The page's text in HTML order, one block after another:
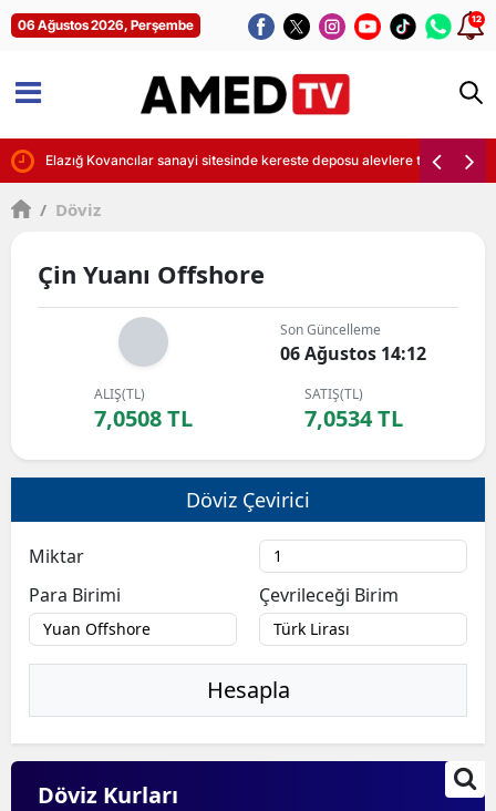
06 Ağustos 2026, Perşembe 12
Elazığ Kovancılar sanayi sitesinde kereste deposu alevlere teslim oldu
/ Döviz
Çin Yuanı Offshore
Son Güncelleme
06 Ağustos 14:12
ALIŞ(TL)
7,0508 TL
SATIŞ(TL)
7,0534 TL
Döviz Çevirici
Miktar
Para Birimi
Çevrileceği Birim
Hesapla
Döviz Kurları